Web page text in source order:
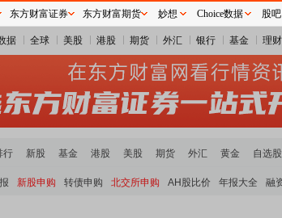
据 全球 美股 港股 期货 外汇 银行 基金 理财
行 新股 基金 港股 美股 期货 外汇 黄金 自选股
新股申购 转债申购 北交所申购 AH股比价 年报大全 融
东方财富证券 东方财富期货 妙想 Choice数据 股吧